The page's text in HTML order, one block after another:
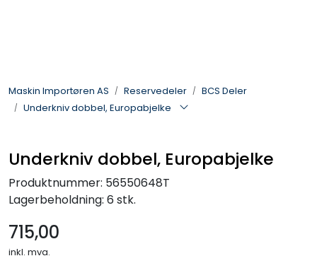
Maskin Importøren AS Reservedeler
BCS Deler
Underkniv dobbel, Europabjelke
Underkniv dobbel, Europabjelke
Produktnummer: 56550648T
Lagerbeholdning: 6 stk.
715,00
inkl. mva.
Sprøyter
Hageredskaper
ATV & Plentraktorutstyr